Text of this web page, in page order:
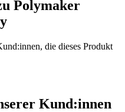
Polymaker
die dieses Produkt
Kund:innen